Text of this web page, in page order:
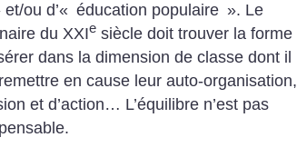
et/ou d’« éducation populaire ». Le
du XXIe siècle doit trouver la forme
dans la dimension de classe dont il
en cause leur auto-organisation,
et d’action… L’équilibre n’est pas